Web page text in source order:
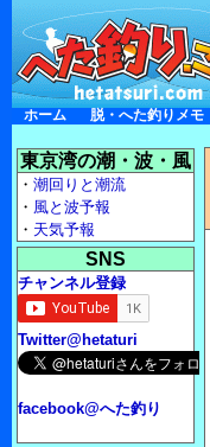
ホーム 脱・へた釣りメモ
東京湾の潮・波・風
・ 潮回りと潮流
・ 風と波予報
・ 天気予報
SNS
チャンネル登録
Twitter@hetaturi
facebook@へた釣り